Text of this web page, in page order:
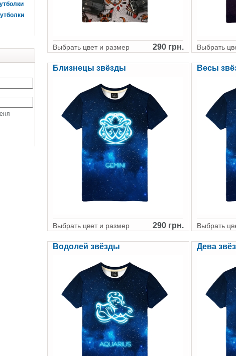
Выбрать цвет и размер 290 грн. Выбрать
Близнецы звёзды
Выбрать цвет и размер 290 грн.
Весы
Выбрать
Водолей звёзды Дева